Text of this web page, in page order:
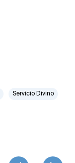
Servicio Divino